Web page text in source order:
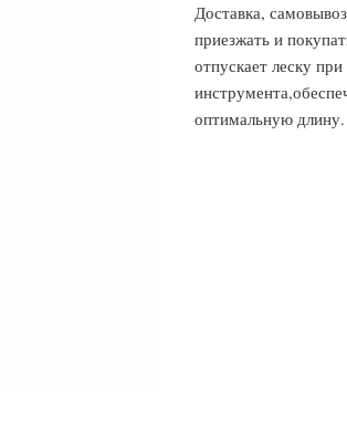
Доставка,
приезжать и
отпускает леску
оптимальную длину.